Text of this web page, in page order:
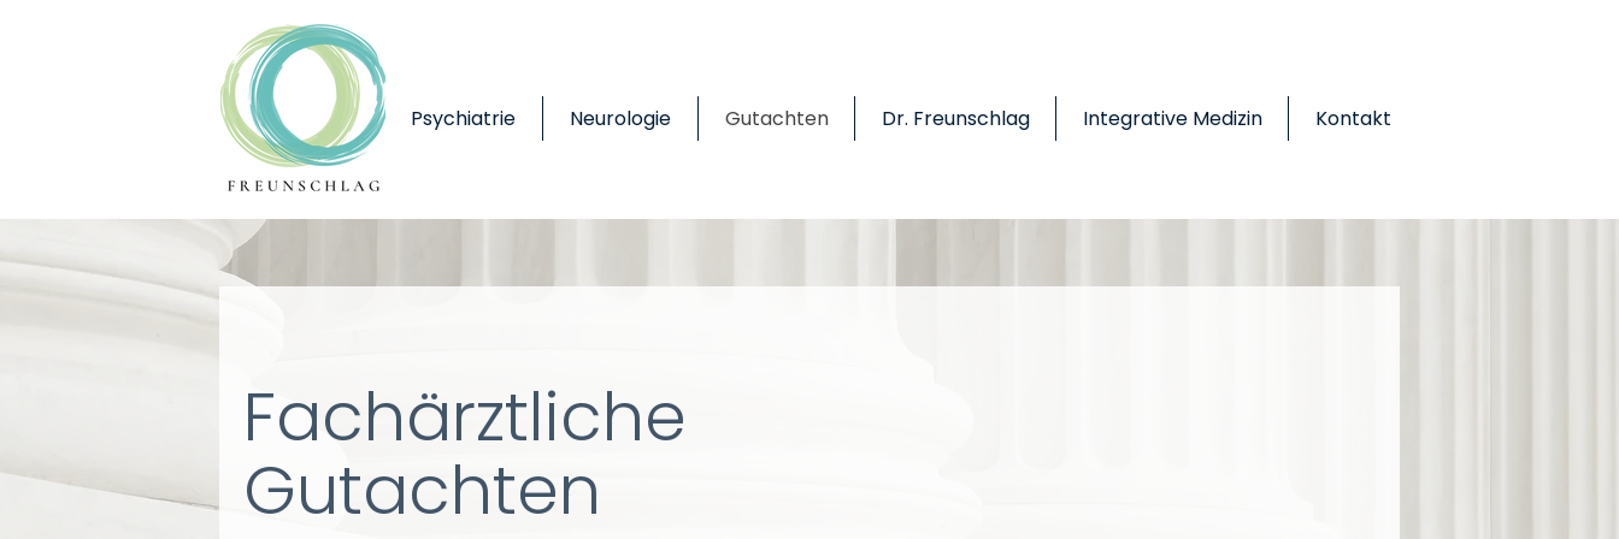
Psychiatrie Neurologie Gutachten Dr. Freunschlag Integrative Medizin Kontakt
Fachärztliche
Gutachten